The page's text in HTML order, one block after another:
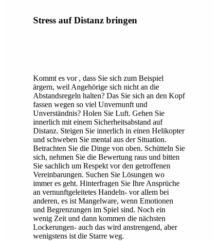
Stress auf Distanz bringen
Kommt es vor , dass Sie sich zum Beispiel
ärgern, weil Angehörige sich nicht an die
Abstandsregeln halten? Das Sie sich an den Kopf
fassen wegen so viel Unvernunft und
Unverständnis? Holen Sie Luft. Gehen Sie
innerlich mit einem Sicherheitsabstand auf
Distanz. Steigen Sie innerlich in einen Helikopter
und schweben Sie mental aus der Situation.
Betrachten Sie die Dinge von oben. Schütteln Sie
sich, nehmen Sie die Bewertung raus und bitten
Sie sachlich um Respekt vor den getroffenen
Vereinbarungen. Suchen Sie Lösungen wo
immer es geht. Hinterfragen Sie Ihre Ansprüche
an vernunftgeleitetes Handeln- vor allem bei
anderen, es ist Mangelware, wenn Emotionen
und Begrenzungen im Spiel sind. Noch ein
wenig Zeit und dann kommen die nächsten
Lockerungen- auch das wird anstrengend, aber
wenigstens ist die Starre weg.